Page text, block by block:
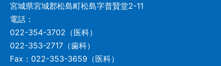
宮城県宮城郡松島町松島字普賢堂2-11
電話：
022-354-3702（医科）
022-353-2717（歯科）
Fax：022-353-3659（医科）